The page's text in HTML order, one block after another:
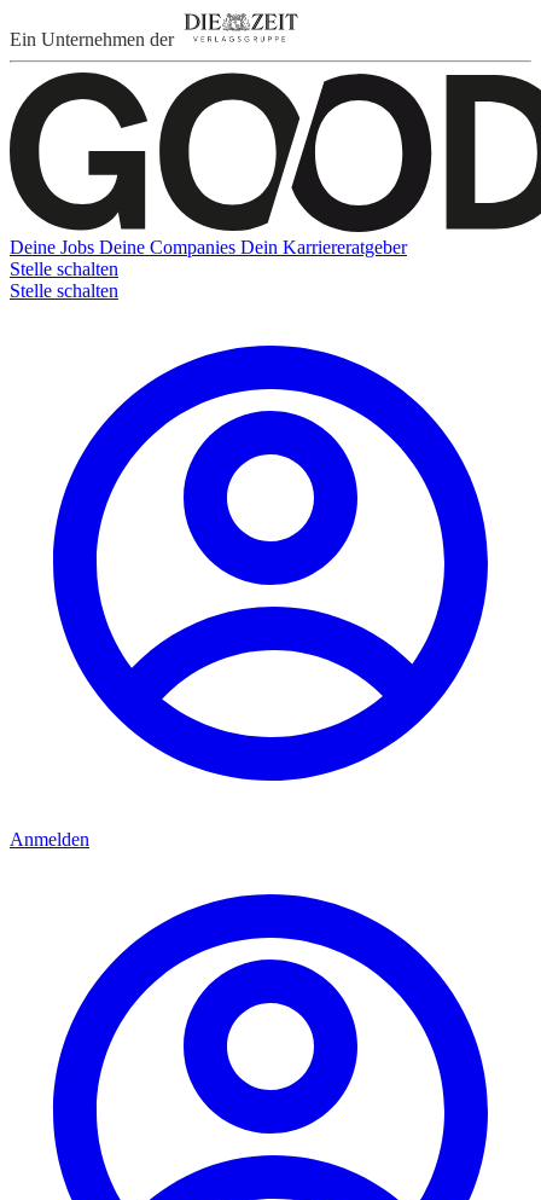
Ein Unternehmen der
Deine Jobs Deine Companies Dein Karriereratgeber
Stelle schalten
Stelle schalten
Anmelden